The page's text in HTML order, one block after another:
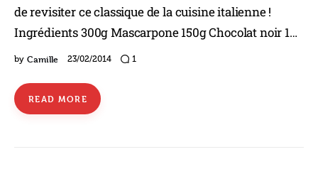
de revisiter ce classique de la cuisine italienne !
Ingrédients 300g Mascarpone 150g Chocolat noir 1…
by Camille 23/02/2014 1
READ MORE